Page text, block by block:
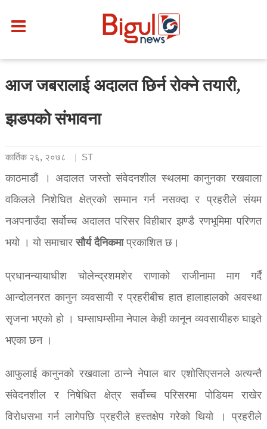
आज जबरालाई अदालत छिर्न रोक्ने तयारी,
झडपकाे संभावना
कार्तिक २६, २०७८ ST
काठमाडौं । अदालत जस्तो संवेदनशील स्थलमा कानुनका रखवाला
वकिलले निशेधित क्षेत्रको सम्मान गर्न नसक्दा र प्रहरीले संयम
नअपनाउँदा सर्वोच्च अदालत परिसर विहीबार झण्डै रणभूमिमा परिणत
भयो । यो समाचारसौर्य दैनिकमाप्रकाशित छ।
प्रधानन्यायाधीश चोलेन्द्रशमशेर राणाको राजीनामा माग गर्दै
आन्दोलनरत कानुन व्यवसायी र प्रहरीबीच हात हालाहालको अवस्था
सृजना भएको हो । घम्साघम्सीमा नेपाल केही कानून व्यवसायीहरु घाइते
भएका छन ।
आफुलाई कानुनको रखवाला ठान्ने नेपाल बार एशोसिएसनले अत्यन्तै
संवेदनशील र निषेधित क्षेत्र सर्वोच्च परिसरमा पोडियम राखेर
विरोधसभा गर्न लागेपछि प्रहरीले हस्तक्षेप गरेको थियो । प्रहरीले